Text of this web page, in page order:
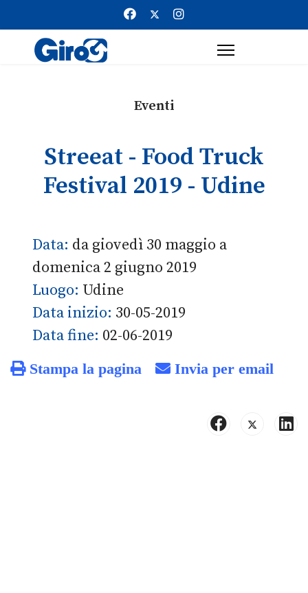
Eventi
Streeat - Food Truck
Festival 2019 - Udine
Data: da giovedì 30 maggio a
domenica 2 giugno 2019
Luogo: Udine
Data inizio: 30-05-2019
Data fine: 02-06-2019
Stampa la pagina Invia per email